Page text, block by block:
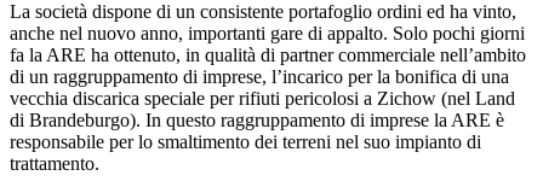
La società dispone di un consistente portafoglio ordini ed ha vinto,
anche nel nuovo anno, importanti gare di appalto. Solo pochi giorni
fa la ARE ha ottenuto, in qualità di partner commerciale nell’ambito
di un raggruppamento di imprese, l’incarico per la bonifica di una
vecchia discarica speciale per rifiuti pericolosi a Zichow (nel Land
di Brandeburgo). In questo raggruppamento di imprese la ARE è
responsabile per lo smaltimento dei terreni nel suo impianto di
trattamento.